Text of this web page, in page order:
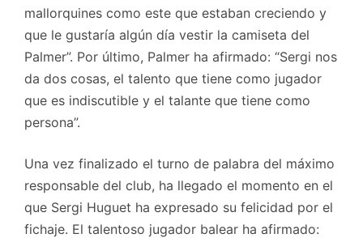
mallorquines como este que estaban creciendo y
que le gustaría algún día vestir la camiseta del
Palmer”. Por último, Palmer ha afirmado: “Sergi nos
da dos cosas, el talento que tiene como jugador
que es indiscutible y el talante que tiene como
persona”.
Una vez finalizado el turno de palabra del máximo
responsable del club, ha llegado el momento en el
que Sergi Huguet ha expresado su felicidad por el
fichaje. El talentoso jugador balear ha afirmado: